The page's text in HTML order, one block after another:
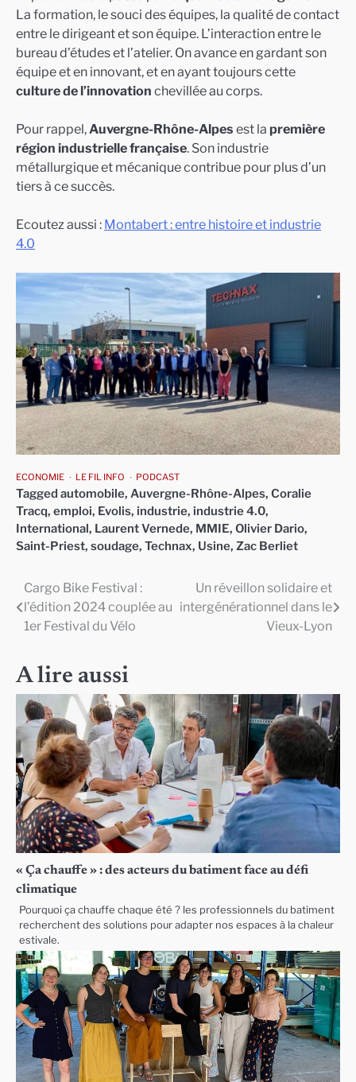
La formation, le souci des équipes, la qualité de contact
entre le dirigeant et son équipe. L’interaction entre le
bureau d’études et l’atelier. On avance en gardant son
équipe et en innovant, et en ayant toujours cette
culture de l’innovation chevillée au corps.
Pour rappel,Auvergne-Rhône-Alpes est la première
région industrielle française. Son industrie
métallurgique et mécanique contribue pour plus d’un
tiers à ce succès.
Ecoutez aussi : Montabert : entre histoire et industrie
4.0
ECONOMIE LE FIL INFO PODCAST
Tagged automobile, Auvergne-Rhône-Alpes, Coralie
Tracq, emploi, Evolis, industrie, industrie 4.0,
International, Laurent Vernede, MMIE, Olivier Dario,
Saint-Priest, soudage, Technax, Usine, Zac Berliet
Navigation
de
Cargo Bike Festival :
l’édition 2024 couplée au
1er Festival du Vélo
Un réveillon solidaire et
intergénérationnel dans le
Vieux-Lyon
A lire aussi
« Ça chauffe » : des acteurs du batiment face au défi
climatique
Pourquoi ça chauffe chaque été ? les professionnels du batiment
recherchent des solutions pour adapter nos espaces à la chaleur
estivale.